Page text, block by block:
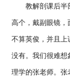
教解剖课后半部
高个，戴副眼镜，
不算英俊，并且上
没有。我们很难想
理学的张老师。张